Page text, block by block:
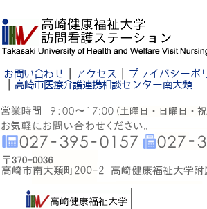
お問い合わせ アクセス プライバシーポ
高崎市医療介護連携相談センター南大類